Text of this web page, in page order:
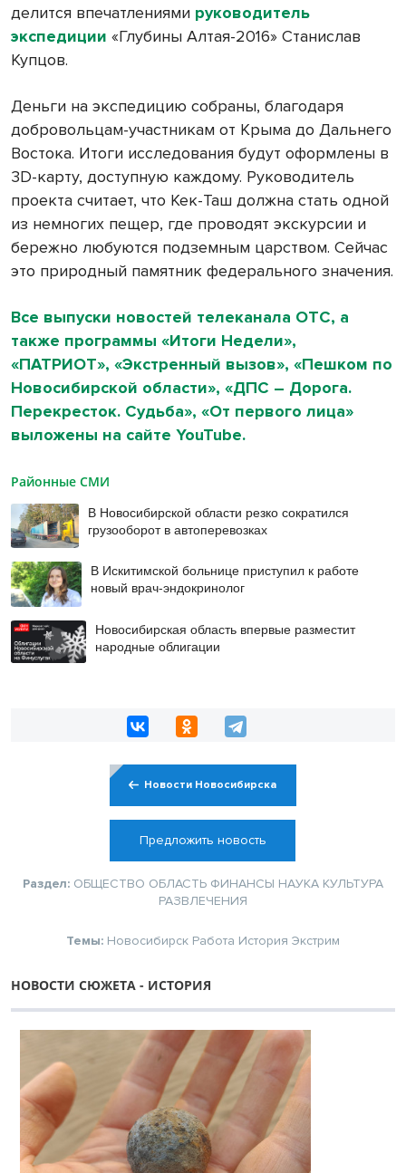
делится впечатлениями руководитель
экспедиции «Глубины Алтая-2016» Станислав
Купцов.
Деньги на экспедицию собраны, благодаря
добровольцам-участникам от Крыма до Дальнего
Востока. Итоги исследования будут оформлены в
3D-карту, доступную каждому. Руководитель
проекта считает, что Кек-Таш должна стать одной
из немногих пещер, где проводят экскурсии и
бережно любуются подземным царством. Сейчас
это природный памятник федерального значения.
Все выпуски новостей телеканала ОТС, а
также программы «Итоги Недели»,
«ПАТРИОТ», «Экстренный вызов», «Пешком по
Новосибирской области», «ДПС – Дорога.
Перекресток. Судьба», «От первого лица»
выложены на сайте YouTube.
Районные СМИ
В Новосибирской области резко сократился
грузооборот в автоперевозках
В Искитимской больнице приступил к работе
новый врач-эндокринолог
Новосибирская область впервые разместит
народные облигации
Новости Новосибирска
Предложить новость
Раздел: ОБЩЕСТВО ОБЛАСТЬ ФИНАНСЫ НАУКА КУЛЬТУРА
РАЗВЛЕЧЕНИЯ
Темы: Новосибирск Работа История Экстрим
НОВОСТИ СЮЖЕТА - ИСТОРИЯ